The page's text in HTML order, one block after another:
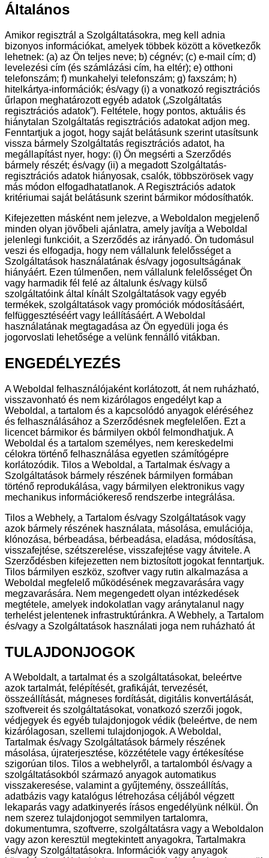
Általános
Amikor regisztrál a Szolgáltatásokra, meg kell adnia
bizonyos információkat, amelyek többek között a következők
lehetnek: (a) az Ön teljes neve; b) cégnév; (c) e-mail cím; d)
levelezési cím (és számlázási cím, ha eltér); e) otthoni
telefonszám; f) munkahelyi telefonszám; g) faxszám; h)
hitelkártya-információk; és/vagy (i) a vonatkozó regisztrációs
űrlapon meghatározott egyéb adatok („Szolgáltatás
regisztrációs adatok”). Feltétele, hogy pontos, aktuális és
hiánytalan Szolgáltatás regisztrációs adatokat adjon meg.
Fenntartjuk a jogot, hogy saját belátásunk szerint utasítsunk
vissza bármely Szolgáltatás regisztrációs adatot, ha
megállapítást nyer, hogy: (i) Ön megsérti a Szerződés
bármely részét; és/vagy (ii) a megadott Szolgáltatás-
regisztrációs adatok hiányosak, csalók, többszörösek vagy
más módon elfogadhatatlanok. A Regisztrációs adatok
kritériumai saját belátásunk szerint bármikor módosíthatók.
Kifejezetten másként nem jelezve, a Weboldalon megjelenő
minden olyan jövőbeli ajánlatra, amely javítja a Weboldal
jelenlegi funkcióit, a Szerződés az irányadó. Ön tudomásul
veszi és elfogadja, hogy nem vállalunk felelősséget a
Szolgáltatások használatának és/vagy jogosultságának
hiányáért. Ezen túlmenően, nem vállalunk felelősséget Ön
vagy harmadik fél felé az általunk és/vagy külső
szolgáltatóink által kínált Szolgáltatások vagy egyéb
termékek, szolgáltatások vagy promóciók módosításáért,
felfüggesztéséért vagy leállításáért. A Weboldal
használatának megtagadása az Ön egyedüli joga és
jogorvoslati lehetősége a velünk fennálló vitákban.
ENGEDÉLYEZÉS
A Weboldal felhasználójaként korlátozott, át nem ruházható,
visszavonható és nem kizárólagos engedélyt kap a
Weboldal, a tartalom és a kapcsolódó anyagok eléréséhez
és felhasználásához a Szerződésnek megfelelően. Ezt a
licencet bármikor és bármilyen okból felmondhatjuk. A
Weboldal és a tartalom személyes, nem kereskedelmi
célokra történő felhasználása egyetlen számítógépre
korlátozódik. Tilos a Weboldal, a Tartalmak és/vagy a
Szolgáltatások bármely részének bármilyen formában
történő reprodukálása, vagy bármilyen elektronikus vagy
mechanikus információkereső rendszerbe integrálása.
Tilos a Webhely, a Tartalom és/vagy Szolgáltatások vagy
azok bármely részének használata, másolása, emulációja,
klónozása, bérbeadása, bérbeadása, eladása, módosítása,
visszafejtése, szétszerelése, visszafejtése vagy átvitele. A
Szerződésben kifejezetten nem biztosított jogokat fenntartjuk.
Tilos bármilyen eszköz, szoftver vagy rutin alkalmazása a
Weboldal megfelelő működésének megzavarására vagy
megzavarására. Nem megengedett olyan intézkedések
megtétele, amelyek indokolatlan vagy aránytalanul nagy
terhelést jelentenek infrastruktúránkra. A Webhely, a Tartalom
és/vagy a Szolgáltatások használati joga nem ruházható át
TULAJDONJOGOK
A Weboldalt, a tartalmat és a szolgáltatásokat, beleértve
azok tartalmát, felépítését, grafikáját, tervezését,
összeállítását, mágneses fordítását, digitális konvertálását,
szoftvereit és szolgáltatásokat, vonatkozó szerzői jogok,
védjegyek és egyéb tulajdonjogok védik (beleértve, de nem
kizárólagosan, szellemi tulajdonjogok. A Weboldal,
Tartalmak és/vagy Szolgáltatások bármely részének
másolása, újraterjesztése, közzététele vagy értékesítése
szigorúan tilos. Tilos a webhelyről, a tartalomból és/vagy a
szolgáltatásokból származó anyagok automatikus
visszakeresése, valamint a gyűjtemény, összeállítás,
adatbázis vagy katalógus létrehozása céljából végzett
lekaparás vagy adatkinyerés írásos engedélyünk nélkül. Ön
nem szerez tulajdonjogot semmilyen tartalomra,
dokumentumra, szoftverre, szolgáltatásra vagy a Weboldalon
vagy azon keresztül megtekintett anyagokra, Tartalmakra
és/vagy Szolgáltatásokra. Információk vagy anyagok